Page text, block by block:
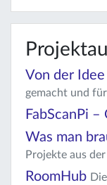
Von der
gemacht und
FabScanPi
Was man
Projekte aus
RoomHub